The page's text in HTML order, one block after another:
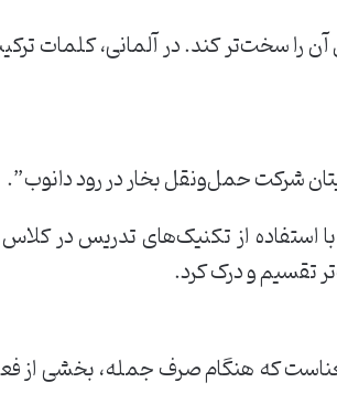
سخت‌تر کند. در آلمانی، کلمات
استفاده از تکنیک‌های تدریس در
تقسیم و درک کرد.
معناست که هنگام صرف جمله، بخشی